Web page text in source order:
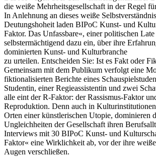
die weiße Mehrheitsgesellschaft in der Regel
In Anlehnung an dieses weiße
Deutungshoheit laden BIPoC Kunst- und
Faktor. Das Unfassbare«, einer politischen
selbstermächtigend dazu ein, über ihre
dominierten Kunst- und Kulturbranche
zu urteilen. Entscheiden Sie: Ist es Fakt oder
Gemeinsam mit dem Publikum verfolgt eine
fiktionalisierten Berichte eines
Studentin, einer Regieassistentin und zwei
alle eint der R-Faktor: der Rassismus-Faktor
Reproduktion. Denn auch in
Orten einer künstlerischen Utopie, dominieren
Ungleichheiten der Gesellschaft ihren
Interviews mit 30 BIPoC Kunst- und
Faktor« eine Wirklichkeit ab, vor der ihre
Augen verschließen.